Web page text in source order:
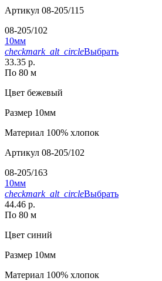
Артикул 08-205/115
08-205/102
10мм
checkmark_alt_circleВыбрать
33.35 р.
По 80 м
Цвет бежевый
Размер 10мм
Материал 100% хлопок
Артикул 08-205/102
08-205/163
10мм
checkmark_alt_circleВыбрать
44.46 р.
По 80 м
Цвет синий
Размер 10мм
Материал 100% хлопок